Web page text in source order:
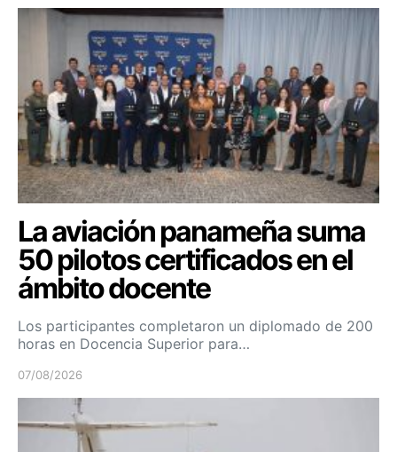
La aviación panameña suma
50 pilotos certificados en el
ámbito docente
Los participantes completaron un diplomado de 200
horas en Docencia Superior para…
07/08/2026